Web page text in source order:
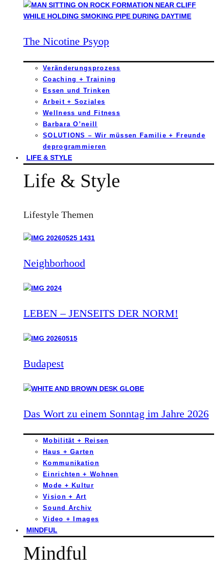
The Nicotine Psyop
Veränderungsprozess
Coaching + Training
Essen und Trinken
Arbeit + Soziales
Wellness und Fitness
Barbara O’neill
SOLUTIONS – Wir müssen Familie + Freunde
deprogrammieren
LIFE & STYLE
Life & Style
Lifestyle Themen
Neighborhood
LEBEN – JENSEITS DER NORM!
Budapest
Das Wort zu einem Sonntag im Jahre 2026
Mobilität + Reisen
Haus + Garten
Kommunikation
Einrichten + Wohnen
Mode + Kultur
Vision + Art
Sound Archiv
Video + Images
MINDFUL
Mindful